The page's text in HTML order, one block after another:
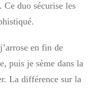
duo sécurise les
en fin de
puis je sème dans la
La différence sur la